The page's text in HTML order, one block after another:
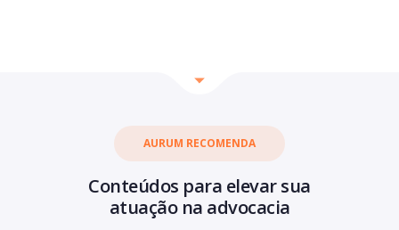
AURUM RECOMENDA
Conteúdos para elevar sua
atuação na advocacia